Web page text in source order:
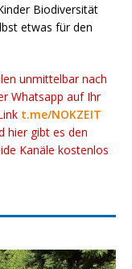
Biodiversität
etwas für den
unmittelbar nach
Whatsapp auf Ihr
t.me/NOKZEIT
hier gibt es den
Kanäle kostenlos